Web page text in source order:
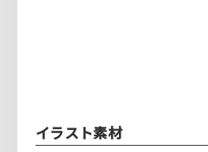
イラスト素材